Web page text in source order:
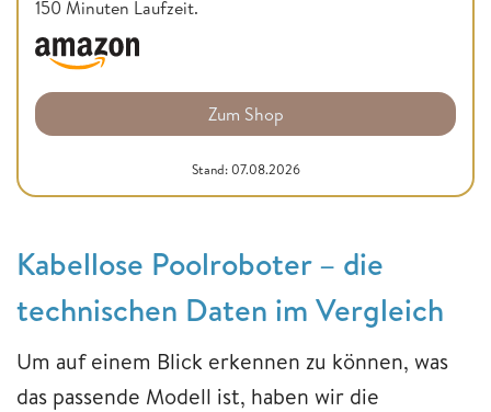
150 Minuten Laufzeit.
Zum Shop
Stand: 07.08.2026
Kabellose Poolroboter – die
technischen Daten im Vergleich
Um auf einem Blick erkennen zu können, was
das passende Modell ist, haben wir die